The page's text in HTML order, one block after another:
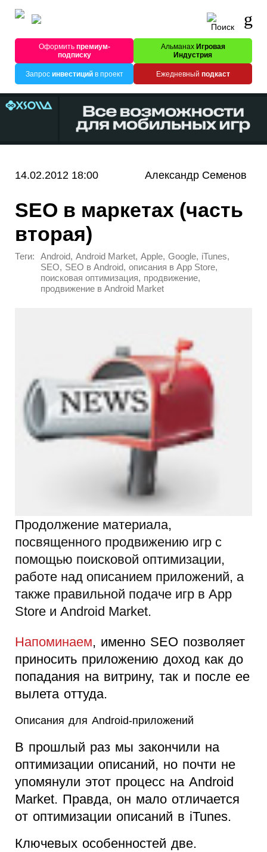
Оформитьпремиум-
подписку
Альманах Игровая
Индустрия
Запрос инвестицийв проект Ежедневный подкаст
14.02.2012 18:00 Александр Семенов
SEO в маркетах (часть
вторая)
Теги: Android, Android Market, Apple, Google, iTunes,
SEO, SEO в Android, описания в App Store,
поисковая оптимизация, продвижение,
продвижение в Android Market
Продолжение материала,
посвященного продвижению игр с
помощью поисковой оптимизации,
работе над описанием приложений, а
также правильной подаче игр в App
Store и Android Market.
Напоминаем, именно SEO позволяет
приносить приложению доход как до
попадания на витрину, так и после ее
вылета оттуда.
Описания для Android-приложений
В прошлый раз мы закончили на
оптимизации описаний, но почти не
упомянули этот процесс на Android
Market. Правда, он мало отличается
от оптимизации описаний в iTunes.
Ключевых особенностей две.